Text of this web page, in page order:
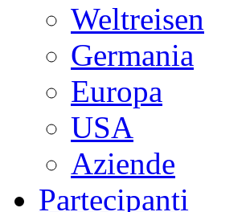
Weltreisen
Germania
Europa
USA
Aziende
Partecipanti